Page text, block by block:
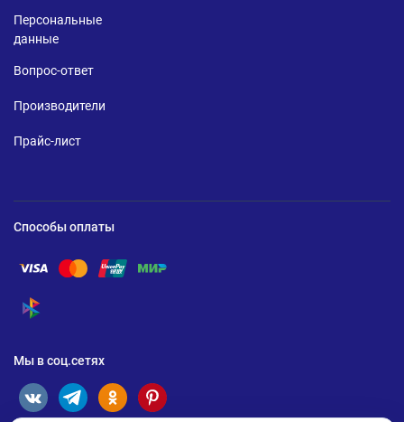
Персональные
данные
Вопрос-ответ
Производители
Прайс-лист
Способы оплаты
Помощь по оплате Visa
Помощь по оплате Mastercard
Помощь по оплате UnionPay
Помощь по оплате Мир
Помощь по оплате СБП
Мы в соц.сетях